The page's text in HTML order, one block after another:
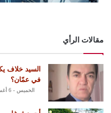
مقالات الرأي
السيد خلاف
في عمّان؟
الخميس - 6 أغسطس 2026